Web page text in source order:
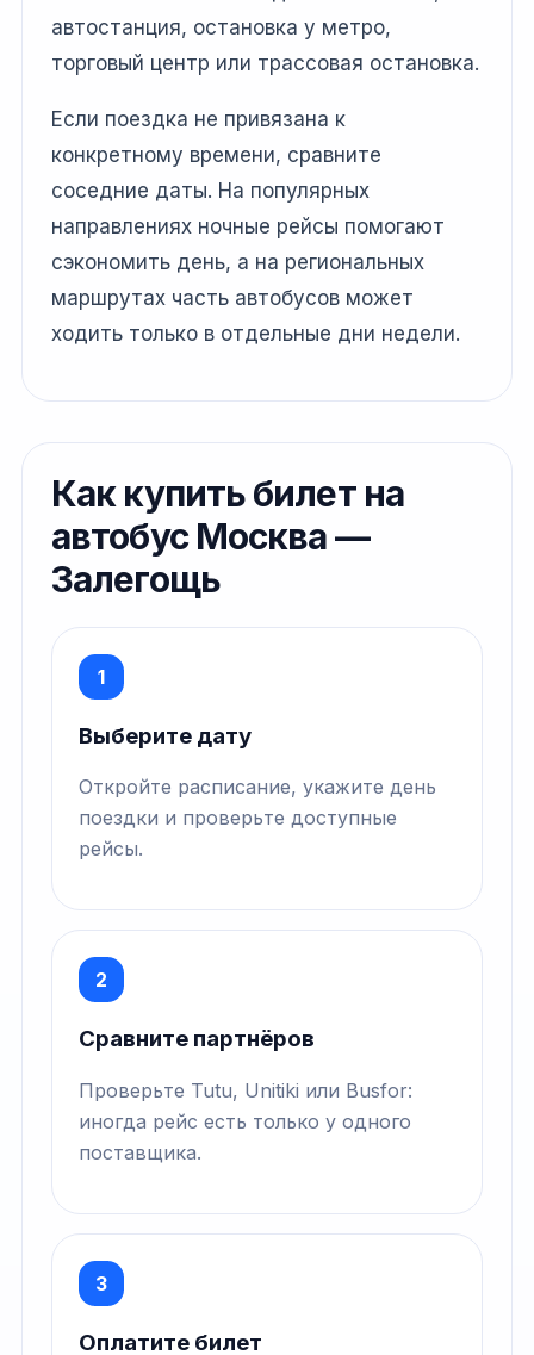
автостанция, остановка у метро,
торговый центр или трассовая остановка.
Если поездка не привязана к
конкретному времени, сравните
соседние даты. На популярных
направлениях ночные рейсы помогают
сэкономить день, а на региональных
маршрутах часть автобусов может
ходить только в отдельные дни недели.
Как купить билет на
автобус Москва —
Залегощь
1
Выберите дату
Откройте расписание, укажите день
поездки и проверьте доступные
рейсы.
2
Сравните партнёров
Проверьте Tutu, Unitiki или Busfor:
иногда рейс есть только у одного
поставщика.
3
Оплатите билет